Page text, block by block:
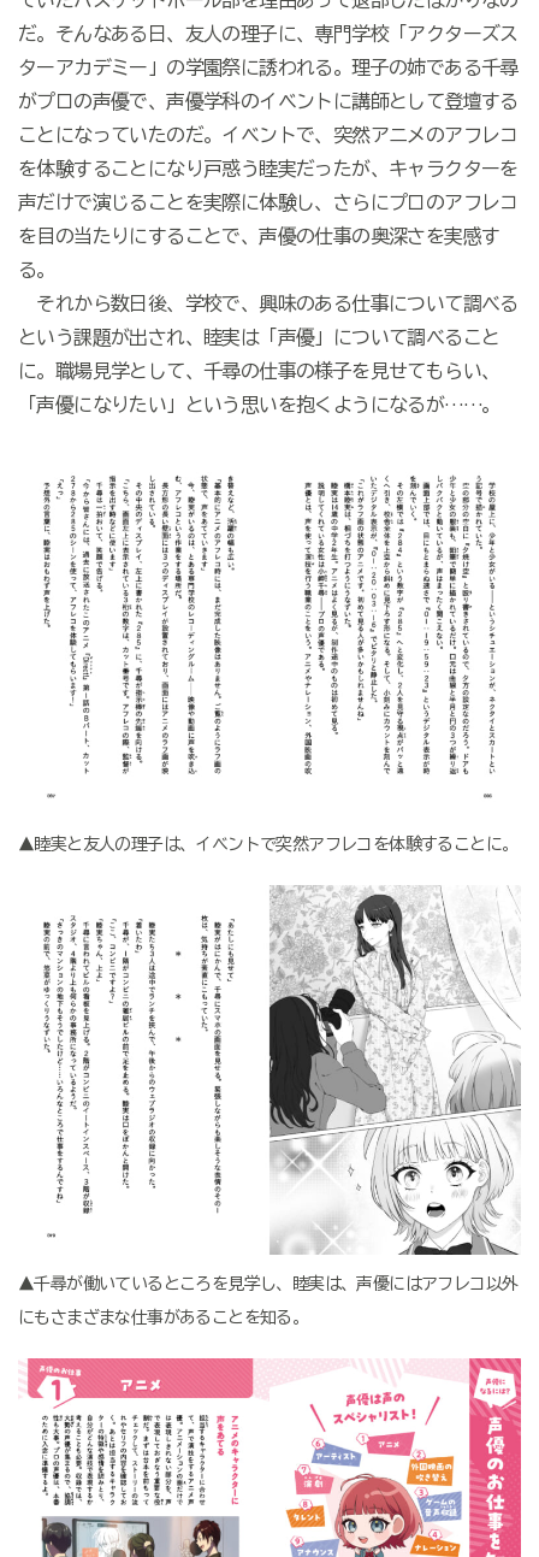
だ。そんなある日、友人の理子に、専門学校「アクターズス
ターアカデミー」の学園祭に誘われる。理子の姉である千尋
がプロの声優で、声優学科のイベントに講師として登壇する
ことになっていたのだ。イベントで、突然アニメのアフレコ
を体験することになり戸惑う睦実だったが、キャラクターを
声だけで演じることを実際に体験し、さらにプロのアフレコ
を目の当たりにすることで、声優の仕事の奥深さを実感す
る。
それから数日後、学校で、興味のある仕事について調べる
という課題が出され、睦実は「声優」について調べること
に。職場見学として、千尋の仕事の様子を見せてもらい、
「声優になりたい」という思いを抱くようになるが……。
▲睦実と友人の理子は、イベントで突然アフレコを体験することに。
▲千尋が働いているところを見学し、睦実は、声優にはアフレコ以外
にもさまざまな仕事があることを知る。